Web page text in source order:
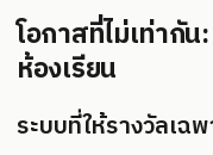
โอกาสที่ไม่เท่ากั
ห้องเรียน
ระบบที่ให้รางวัลเ